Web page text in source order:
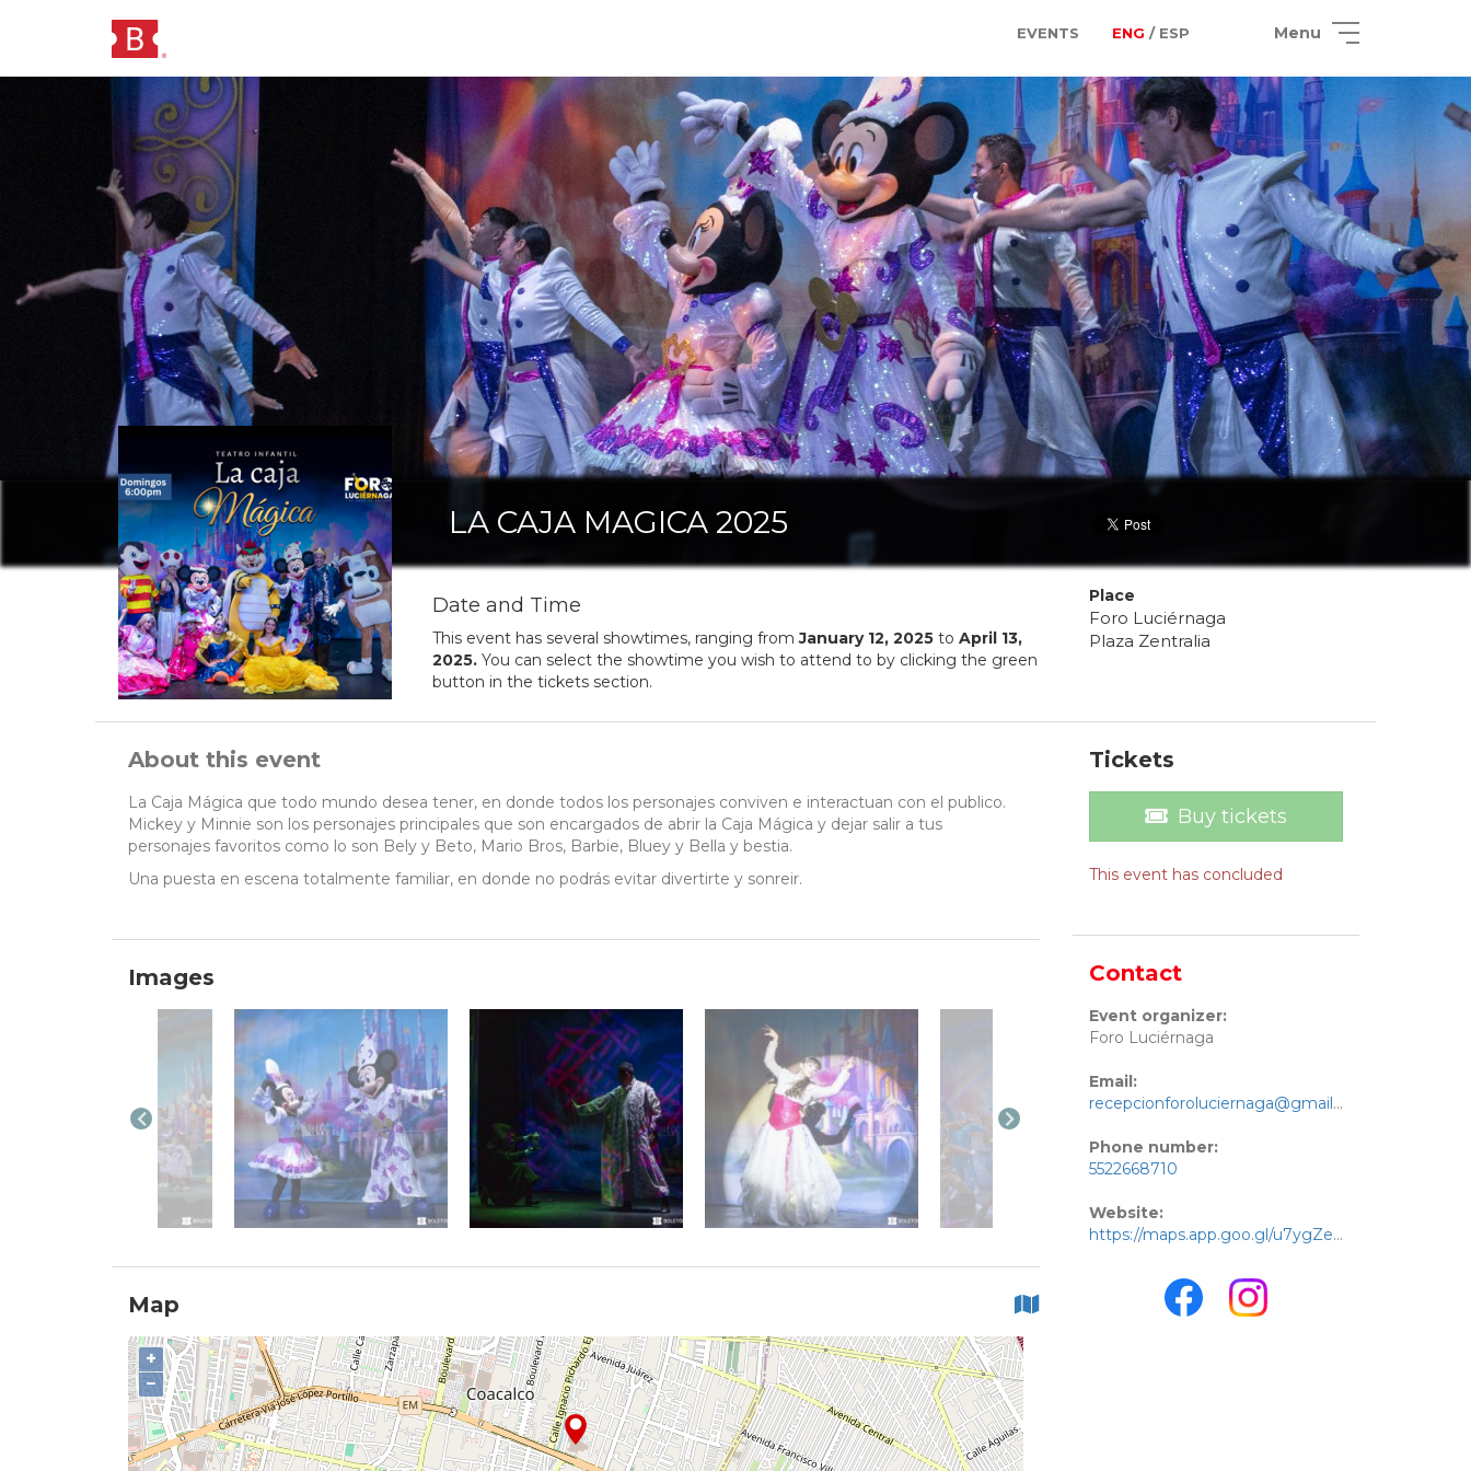
EVENTS ENG / ESP Menu
LA CAJA MAGICA 2025
Date and Time
This event has several showtimes, ranging fromJanuary 12, 2025to April 13,
2025.You can select the showtime you wish to attend to by clicking the green
button in the tickets section.
Place
Foro Luciérnaga
Plaza Zentralia
About this event
La Caja Mágica que todo mundo desea tener, en donde todos los personajes conviven e interactuan con el publico.
Mickey y Minnie son los personajes principales que son encargados de abrir la Caja Mágica y dejar salir a tus
personajes favoritos como lo son Bely y Beto, Mario Bros, Barbie, Bluey y Bella y bestia.
Una puesta en escena totalmente familiar, en donde no podrás evitar divertirte y sonreir.
Images
Map
+
−
Tickets
Buy tickets
This event has concluded
Contact
Event organizer:
Foro Luciérnaga
Email:
recepcionforoluciernaga@gmail.com
Phone number:
5522668710
Website:
https://maps.app.goo.gl/u7ygZepEdway46JV7